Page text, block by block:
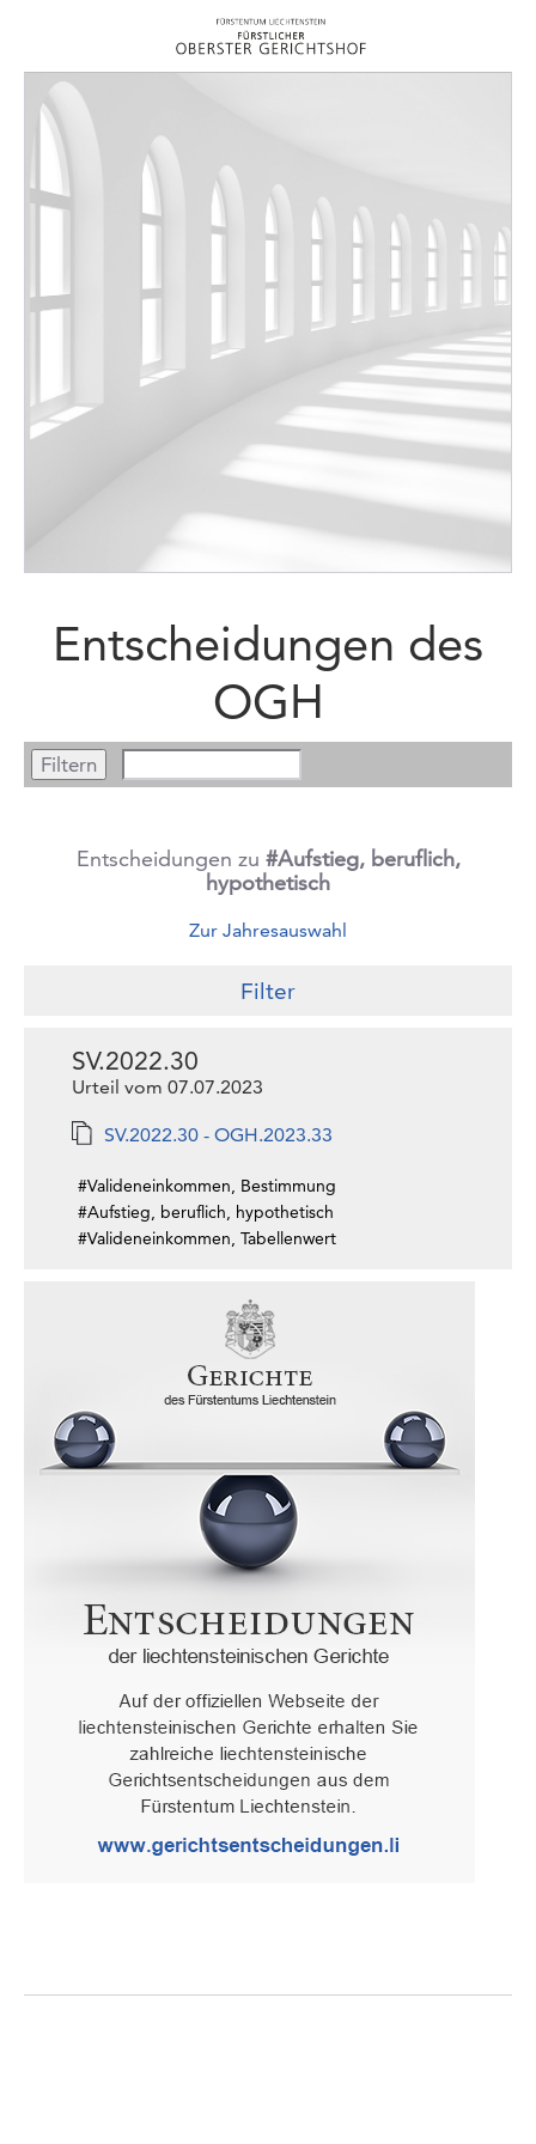
Entscheidungen des
OGH
Entscheidungen zu #Aufstieg, beruflich,
hypothetisch
Zur Jahresauswahl
Filter
SV.2022.30
Urteil vom 07.07.2023
SV.2022.30 - OGH.2023.33
#Valideneinkommen, Bestimmung
#Aufstieg, beruflich, hypothetisch
#Valideneinkommen, Tabellenwert